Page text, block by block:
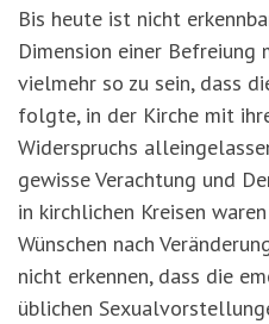
Bis heute ist nicht
Dimension einer Befreiung
vielmehr so zu sein, dass
folgte, in der Kirche mit
Widerspruchs
gewisse Verachtung und
in kirchlichen Kreisen
Wünschen nach
nicht erkennen, dass die
üblichen